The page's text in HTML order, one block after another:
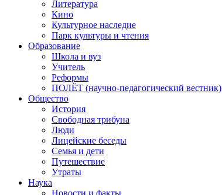
Литература
Кино
Культурное наследие
Парк культуры и чтения
Образование
Школа и вуз
Учитель
Реформы
ПОЛЁТ (научно-педагогический вестник)
Общество
История
Свободная трибуна
Люди
Лицейские беседы
Семья и дети
Путешествие
Утраты
Наука
Новости и факты